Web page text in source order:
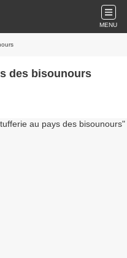
MENU
des bisounours